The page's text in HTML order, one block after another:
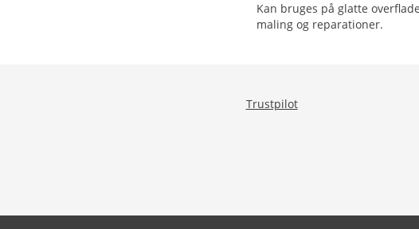
Kan bruges på glatte
maling og reparationer.
Trustpilot